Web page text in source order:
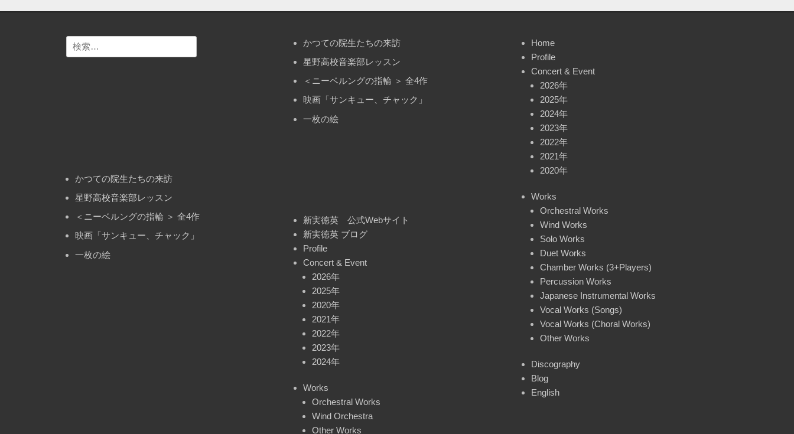
ビ
検
索:
かつての院生たちの来訪
星野高校音楽部レッスン
＜ニーベルングの指輪 ＞ 全4作
映画「サンキュー、チャック」
一枚の絵
かつての院生たちの来訪
星野高校音楽部レッスン
＜ニーベルングの指輪 ＞ 全4作
映画「サンキュー、チャック」
一枚の絵
新実徳英 公式Webサイト
新実徳英 ブログ
Profile
Concert & Event
2026年
2025年
2020年
2021年
2022年
2023年
2024年
Works
Orchestral Works
Wind Orchestra
Other Works
Home
Profile
Concert & Event
2026年
2025年
2024年
2023年
2022年
2021年
2020年
Works
Orchestral Works
Wind Works
Solo Works
Duet Works
Chamber Works (3+Players)
Percussion Works
Japanese Instrumental Works
Vocal Works (Songs)
Vocal Works (Choral Works)
Other Works
Discography
Blog
English